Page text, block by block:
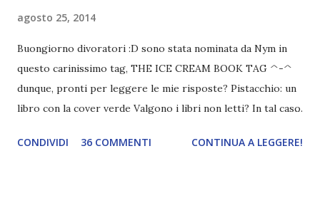
agosto 25, 2014
Buongiorno divoratori :D sono stata nominata da Nym in
questo carinissimo tag, THE ICE CREAM BOOK TAG ^-^
dunque, pronti per leggere le mie risposte? Pistacchio: un
libro con la cover verde Valgono i libri non letti? In tal caso
Nocciola: una serie molto lunga che vorresti leggere
CONDIVIDI 36 COMMENTI CONTINUA A LEGGERE!